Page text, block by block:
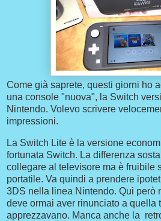
Come già saprete, questi giorni ho
una console "nuova", la Switch
Nintendo. Volevo scrivere
impressioni.
La Switch Lite è la versione
fortunata Switch. La differenza
collegare al televisore ma è fruibile
portatile. Va quindi a prendere
3DS nella linea Nintendo. Qui però
deve ormai aver rinunciato a quella
apprezzavano. Manca anche la